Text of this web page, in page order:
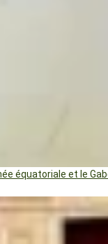
équatoriale et le